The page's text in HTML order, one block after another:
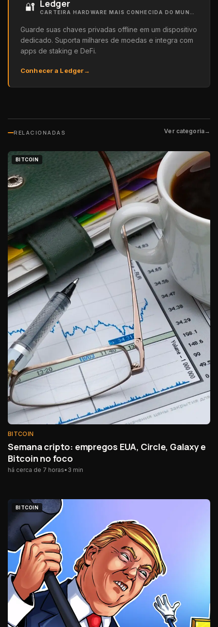
🔐 Ledger
Guarde suas chaves privadas offline em um dispositivo
dedicado. Suporta milhares de moedas e integra com
apps de staking e DeFi.
Conhecer a Ledger→
RELACIONADAS Ver categoria→
BITCOIN
BITCOIN
Semana cripto: empregos EUA, Circle, Galaxy e
Bitcoin no foco
há cerca de 7 horas• 3 min
BITCOIN